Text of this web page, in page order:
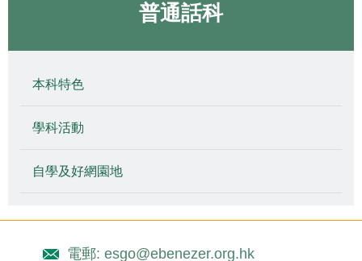
普通話科
本科特色
學科活動
自學及好網園地
電郵: esgo@ebenezer.org.hk